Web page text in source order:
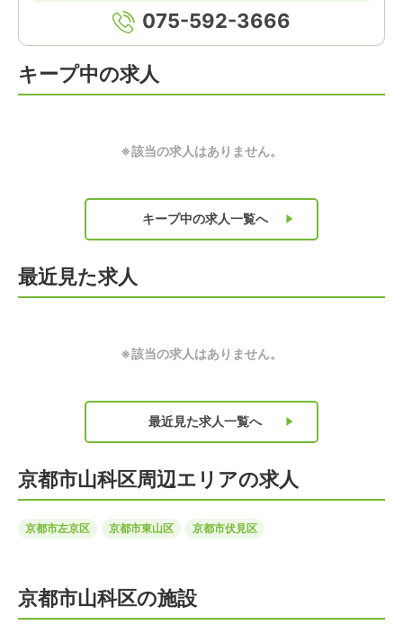
075-592-3666
キープ中の求人
※該当の求人はありません。
キープ中の求人一覧へ
最近見た求人
※該当の求人はありません。
最近見た求人一覧へ
京都市山科区周辺エリアの求人
京都市左京区 京都市東山区 京都市伏見区
京都市山科区の施設